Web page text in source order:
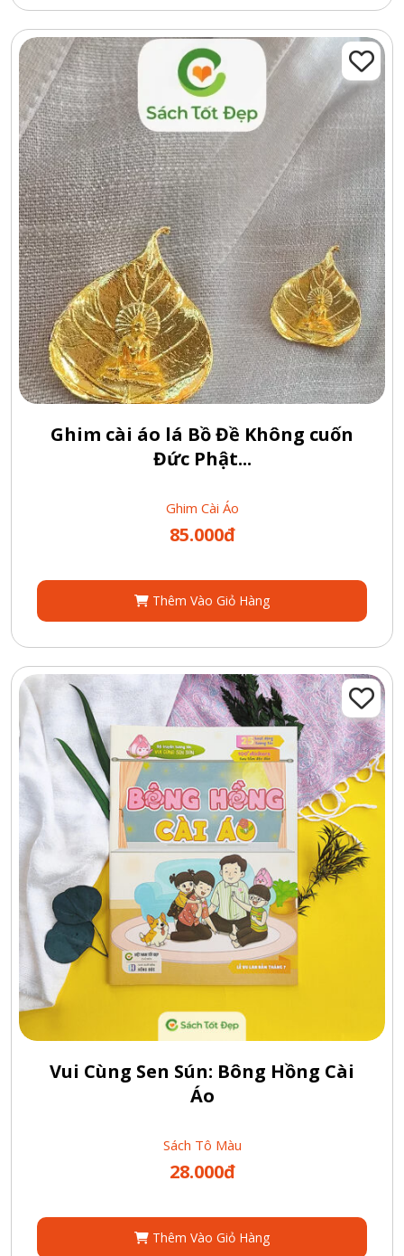
Ghim cài áo lá Bồ Đề Không cuốn
Đức Phật...
Ghim Cài Áo
85.000đ
Thêm Vào Giỏ Hàng
Vui Cùng Sen Sún: Bông Hồng Cài
Áo
Sách Tô Màu
28.000đ
Thêm Vào Giỏ Hàng